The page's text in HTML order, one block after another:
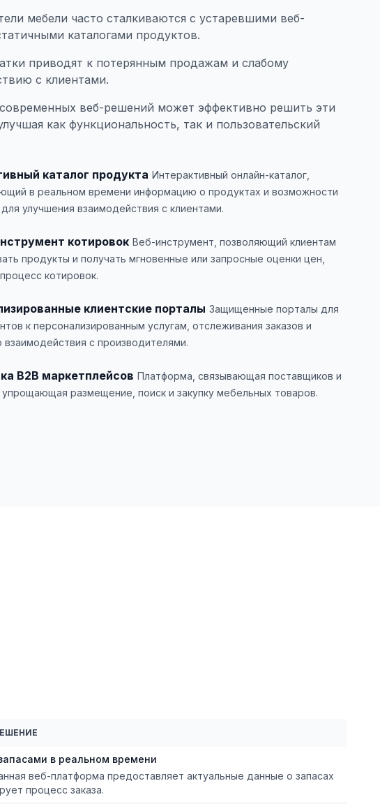
мебели часто сталкиваются с устаревшими веб-
каталогами продуктов.
приводят к потерянным продажам и слабому
с клиентами.
веб-решений может эффективно решить эти
как функциональность, так и пользовательский
каталог продукта Интерактивный онлайн-каталог,
в реальном времени информацию о продуктах и возможности
улучшения взаимодействия с клиентами.
котировок Веб-инструмент, позволяющий клиентам
продукты и получать мгновенные или запросные оценки цен,
котировок.
клиентские порталы Защищенные порталы для
к персонализированным услугам, отслеживания заказов и
взаимодействия с производителями.
B2B маркетплейсов Платформа, связывающая поставщиков и
упрощающая размещение, поиск и закупку мебельных товаров.
в реальном времени
веб-платформа предоставляет актуальные данные о запасах
процесс заказа.